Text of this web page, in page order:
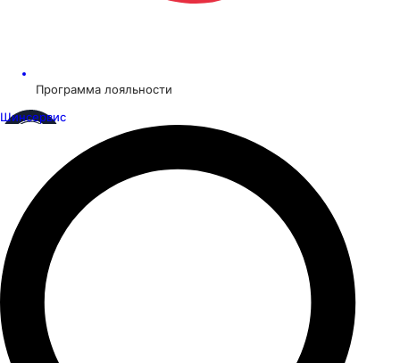
Программа лояльности
Шинсервис